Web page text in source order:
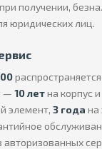
получении,
юридических лиц.
— 10 летна корпус и
элемент, 3 года на
авторизованных